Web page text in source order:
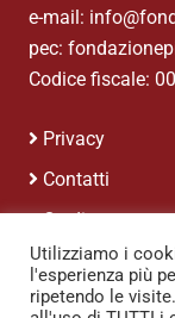
e-mail:
pec:
Codice fiscale:
Privacy
Contatti
Credits
Utilizziamo i
l'esperienza più
ripetendo le